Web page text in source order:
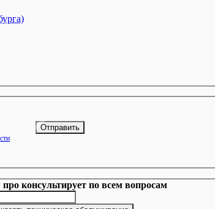
про консультирует по всем вопросам